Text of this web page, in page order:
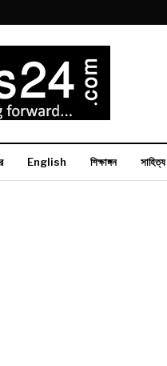
English শিক্ষাঙ্গন সাহিত্য